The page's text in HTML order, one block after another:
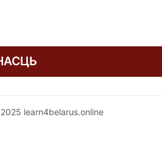
learn4belarus.online